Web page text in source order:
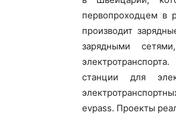
первопроходцем в
производит
зарядными
станции для
evpass. Проекты